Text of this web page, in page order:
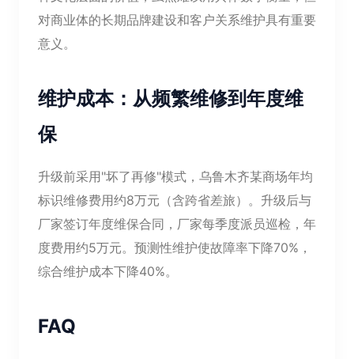
对商业体的长期品牌建设和客户关系维护具有重要
意义。
维护成本：从频繁维修到年度维
保
升级前采用"坏了再修"模式，乌鲁木齐某商场年均
标识维修费用约8万元（含跨省差旅）。升级后与
厂家签订年度维保合同，厂家每季度派员巡检，年
度费用约5万元。预测性维护使故障率下降70%，
综合维护成本下降40%。
FAQ